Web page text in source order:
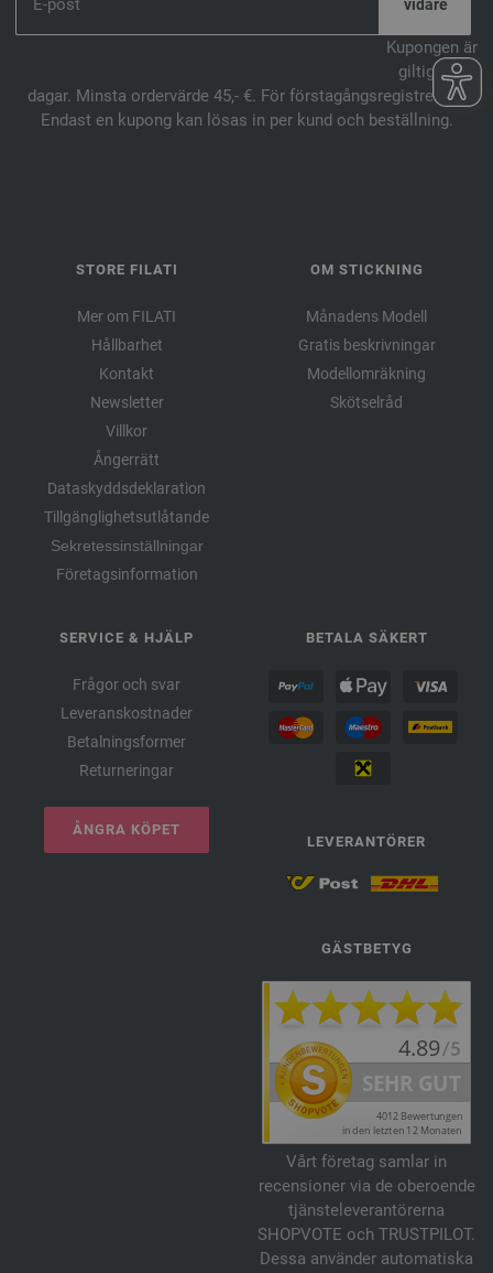
Kupongen är
giltig i 14
dagar. Minsta ordervärde 45,- €. För förstagångsregistrering.
Endast en kupong kan lösas in per kund och beställning.
STORE FILATI
Mer om FILATI
Hållbarhet
Kontakt
Newsletter
Villkor
Ångerrätt
Dataskyddsdeklaration
Tillgänglighetsutlåtande
Sekretessinställningar
Företagsinformation
OM STICKNING
Månadens Modell
Gratis beskrivningar
Modellomräkning
Skötselråd
SERVICE & HJÄLP
Frågor och svar
Leveranskostnader
Betalningsformer
Returneringar
ÅNGRA KÖPET
BETALA SÄKERT
LEVERANTÖRER
GÄSTBETYG
Vårt företag samlar in
recensioner via de oberoende
tjänsteleverantörerna
SHOPVOTE och TRUSTPILOT.
Dessa använder automatiska